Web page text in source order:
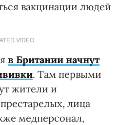
вакцинации людей
VIDEO
в Британии начнут
. Там первыми
жители и
лица
медперсонал,